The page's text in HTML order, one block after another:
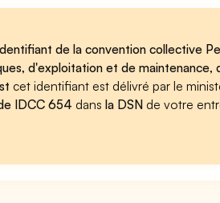
de la convention collective
d'exploitation et de maintenance,
cet identifiant est délivré par le
IDCC 654 dansla DSN de votre